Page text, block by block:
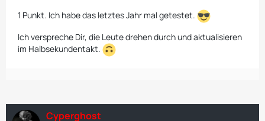
1 Punkt. Ich habe das letztes Jahr mal getestet.
Ich verspreche Dir, die Leute drehen durch und aktualisieren
im Halbsekundentakt.
Cyperghost